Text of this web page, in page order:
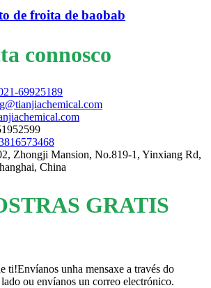
de froita de baobab
connosco
69925189
Zhongji Mansion, No.819-1, Yinxiang Rd,
China
GRATIS
ti!Envíanos unha mensaxe a través do
ou envíanos un correo electrónico.